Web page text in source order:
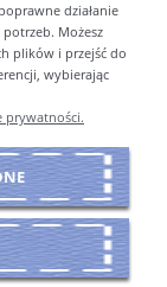
działanie
Możesz
plików i przejść do
wybierając
prywatności.